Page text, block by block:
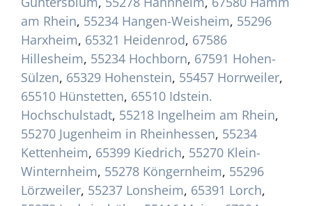
am Rhein, 55234 Hangen-Weisheim, 55296
Harxheim, 65321 Heidenrod, 67586
Hillesheim, 55234 Hochborn, 67591 Hohen-
Sülzen, 65329 Hohenstein, 55457 Horrweiler,
65510 Hünstetten, 65510 Idstein.
Hochschulstadt, 55218 Ingelheim am Rhein,
55270 Jugenheim in Rheinhessen, 55234
Kettenheim, 65399 Kiedrich, 55270 Klein-
Winternheim, 55278 Köngernheim, 55296
Lörzweiler, 55237 Lonsheim, 65391 Lorch,